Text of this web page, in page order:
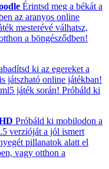
Érintsd meg a békát a
az aranyos online
mesterévé válhatsz,
a böngésződben!
ki az egereket a
játszható online játékban!
játék során! Próbáld ki
Próbáld ki mobilodon a
verzióját a jól ismert
pillanatok alatt el
vagy otthon a